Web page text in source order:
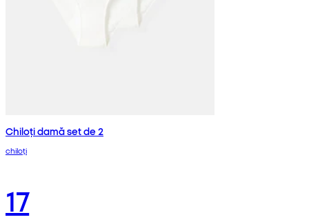
Chiloți damă set de 2
chiloți
17